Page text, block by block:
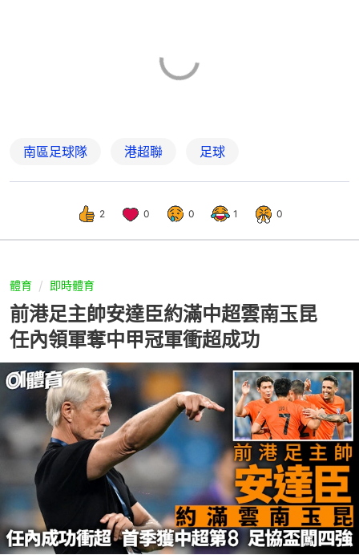
南區足球隊 港超聯 足球
2 0 0 1 0
體育 即時體育
前港足主帥安達臣約滿中超雲南玉昆
任內領軍奪中甲冠軍衝超成功